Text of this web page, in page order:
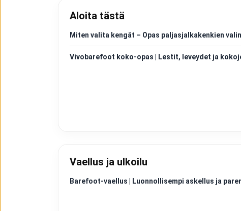
Aloita tästä
Miten valita kengät – Opas paljasjalkakenkien
Vivobarefoot koko-opas | Lestit, leveydet ja
Vaellus ja ulkoilu
Barefoot-vaellus | Luonnollisempi askellus ja